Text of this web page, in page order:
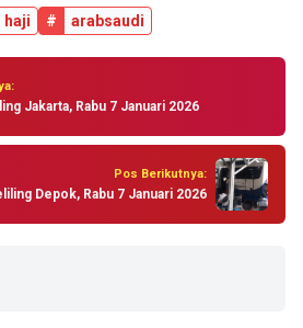
haji # arabsaudi
Jakarta, Rabu 7 Januari 2026
Pos Berikutnya:
Depok, Rabu 7 Januari 2026